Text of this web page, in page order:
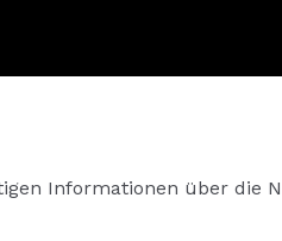
Informationen über die